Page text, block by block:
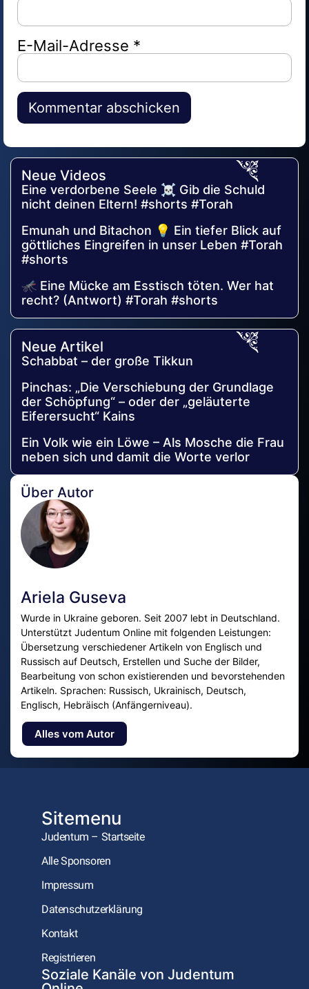
E-Mail-Adresse *
Alternative:
Neue Videos
Eine verdorbene Seele ☠️ Gib die Schuld
nicht deinen Eltern! #shorts #Torah
Emunah und Bitachon 💡 Ein tiefer Blick auf
göttliches Eingreifen in unser Leben #Torah
#shorts
🦟 Eine Mücke am Esstisch töten. Wer hat
recht? (Antwort) #Torah #shorts
Neue Artikel
Schabbat – der große Tikkun
Pinchas: „Die Verschiebung der Grundlage
der Schöpfung“ – oder der „geläuterte
Eiferersucht“ Kains
Ein Volk wie ein Löwe – Als Mosche die Frau
neben sich und damit die Worte verlor
Über Autor
Ariela Guseva
Wurde in Ukraine geboren. Seit 2007 lebt in Deutschland.
Unterstützt Judentum Online mit folgenden Leistungen:
Übersetzung verschiedener Artikeln von Englisch und
Russisch auf Deutsch, Erstellen und Suche der Bilder,
Bearbeitung von schon existierenden und bevorstehenden
Artikeln. Sprachen: Russisch, Ukrainisch, Deutsch,
Englisch, Hebräisch (Anfängerniveau).
Alles vom Autor
Sitemenu
Judentum – Startseite
Alle Sponsoren
Impressum
Datenschutzerklärung
Kontakt
Registrieren
Soziale Kanäle von Judentum